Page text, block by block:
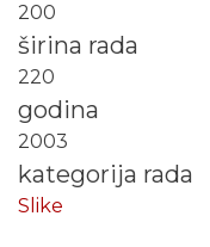
200
širina rada
220
godina
2003
kategorija rada
Slike